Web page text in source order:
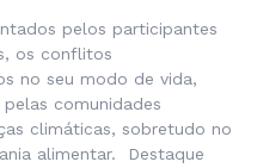
pelos participantes
os conflitos
no seu modo de vida,
comunidades
climáticas, sobretudo no
alimentar. Destaque